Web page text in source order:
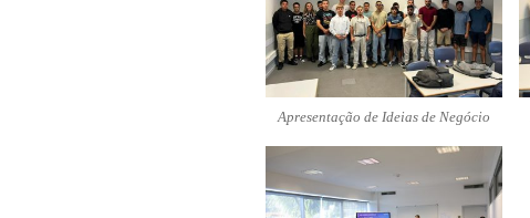
Apresentação de Ideias de Negócio